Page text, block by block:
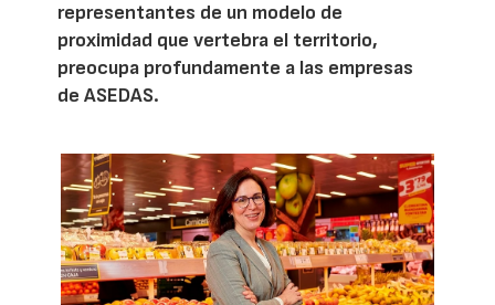
representantes de un modelo de
proximidad que vertebra el territorio,
preocupa profundamente a las empresas
de ASEDAS.